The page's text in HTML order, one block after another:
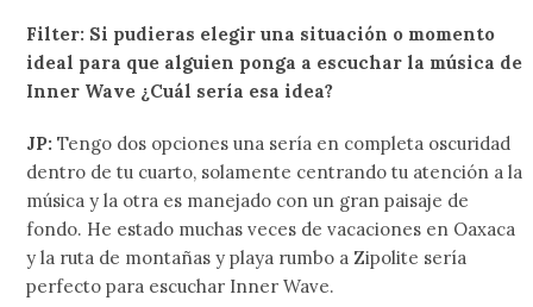
Filter: Si pudieras elegir una situación o momento
ideal para que alguien ponga a escuchar la música de
Inner Wave ¿Cuál sería esa idea?
JP:Tengo dos opciones una sería en completa oscuridad
dentro de tu cuarto, solamente centrando tu atención a la
música y la otra es manejado con un gran paisaje de
fondo. He estado muchas veces de vacaciones en Oaxaca
y la ruta de montañas y playa rumbo a Zipolite sería
perfecto para escuchar Inner Wave.